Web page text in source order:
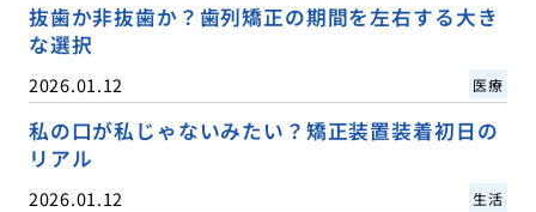
抜歯か非抜歯か？歯列矯正の期間を左右する大き
な選択
2026.01.12 医療
私の口が私じゃないみたい？矯正装置装着初日の
リアル
2026.01.12 生活